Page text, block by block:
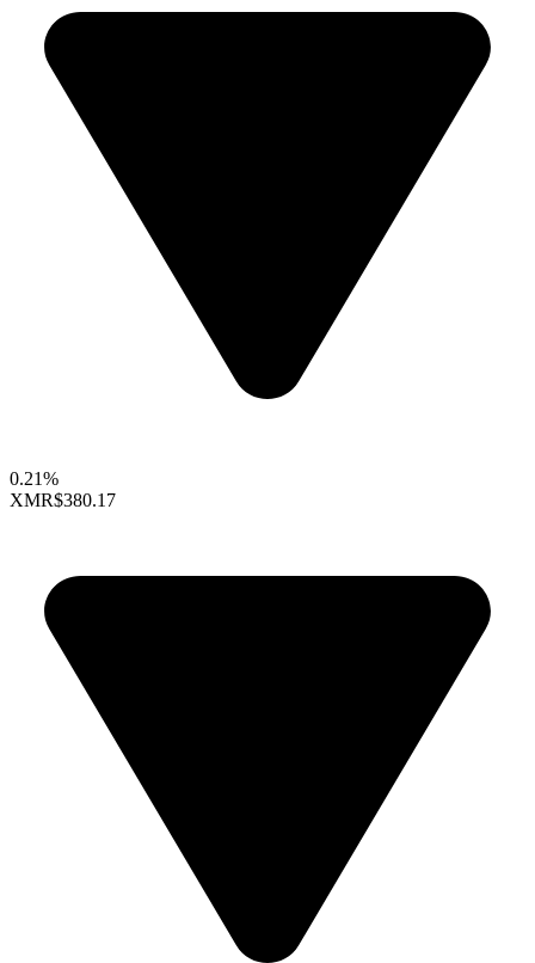
0.21%
XMR$380.17